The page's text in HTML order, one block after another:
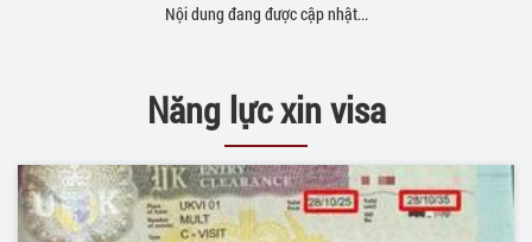
Nội dung đang được cập nhật...
Năng lực xin visa